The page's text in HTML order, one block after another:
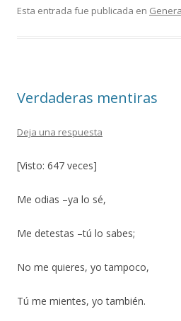
e
k
itt m
r
Esta entrada fue publicada en
Verdaderas mentiras
Deja una respuesta
[Visto: 647 veces]
Me odias –ya lo sé,
Me detestas –tú lo sabes;
No me quieres, yo tampoco,
Tú me mientes, yo también.